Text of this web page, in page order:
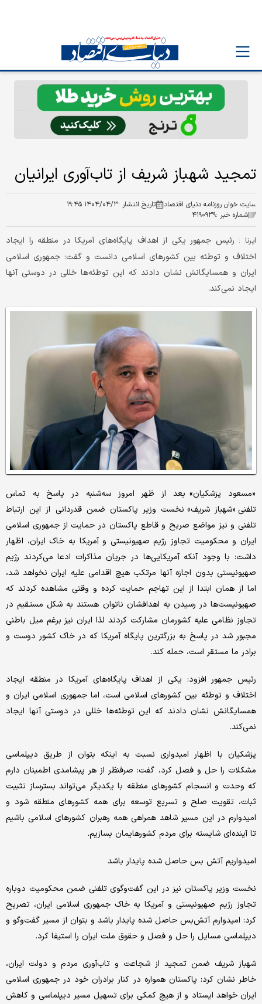
تمجید شهباز شریف از تاب‌آوری ایرانیان
سایت خوان روزنامه دنیای اقتصاد تاریخ انتشار :۱۴۰۴/۰۴/۳ ۱۹:۴۵
شماره خبر :۴۱۹۰۹۳۹
ایرنا : رئیس جمهور یکی از اهداف پایگاه‌های آمریکا در منطقه را ایجاد
اختلاف و توطئه بین کشورهای اسلامی دانست و گفت: جمهوری اسلامی
ایران و همسایگانش نشان دادند که این توطئه‌ها خللی در دوستی آنها
ایجاد نمی‌کند.
«مسعود پزشکیان» بعد از ظهر امروز سه‌شنبه در پاسخ به تماس
تلفنی «شهباز شریف» نخست وزیر پاکستان ضمن قدردانی از این ارتباط
تلفنی و نیز مواضع صریح و قاطع پاکستان در حمایت از جمهوری اسلامی
ایران و محکومیت تجاوز رژیم صهیونیستی و آمریکا به خاک ایران، اظهار
داشت: با وجود آنکه آمریکایی‌ها در جریان مذاکرات ادعا می‌کردند رژیم
صهیونیستی بدون اجازه آنها مرتکب هیچ اقدامی علیه ایران نخواهد شد،
اما از همان ابتدا از این تهاجم حمایت کرده و وقتی مشاهده کردند که
صهیونیست‌ها در رسیدن به اهدافشان ناتوان هستند به شکل مستقیم در
تجاوز نظامی علیه کشورمان مشارکت کردند لذا ایران نیز برغم میل باطنی
مجبور شد در پاسخ به بزرگترین پایگاه آمریکا که در خاک کشور دوست و
برادر ما مستقر است، حمله کند.
رئیس جمهور افزود: یکی از اهداف پایگاه‌های آمریکا در منطقه ایجاد
اختلاف و توطئه بین کشورهای اسلامی است، اما جمهوری اسلامی ایران و
همسایگانش نشان دادند که این توطئه‌ها خللی در دوستی آنها ایجاد
نمی‌کند.
پزشکیان با اظهار امیدواری نسبت به اینکه بتوان از طریق دیپلماسی
مشکلات را حل و فصل کرد، گفت: صرفنظر از هر پیشامدی اطمینان دارم
که وحدت و انسجام کشورهای منطقه با یکدیگر می‌تواند بسترساز تثبیت
ثبات، تقویت صلح و تسریع توسعه برای همه کشورهای منطقه شود و
امیدوارم در این مسیر شاهد همراهی همه رهبران کشورهای اسلامی باشیم
تا آینده‌ای شایسته برای مردم کشورهایمان بسازیم.
امیدواریم آتش بس حاصل شده پایدار باشد
نخست وزیر پاکستان نیز در این گفت‌وگوی تلفنی ضمن محکومیت دوباره
تجاوز رژیم صهیونیستی و آمریکا به خاک جمهوری اسلامی ایران، تصریح
کرد: امیدوارم آتش‌بس حاصل شده پایدار باشد و بتوان از مسیر گفت‌وگو و
دیپلماسی مسایل را حل و فصل و حقوق ملت ایران را استیفا کرد.
شهباز شریف ضمن تمجید از شجاعت و تاب‌آوری مردم و دولت ایران،
خاطر نشان کرد: پاکستان همواره در کنار برادران خود در جمهوری اسلامی
ایران خواهد ایستاد و از هیچ کمکی برای تسهیل مسیر دیپلماسی و کاهش